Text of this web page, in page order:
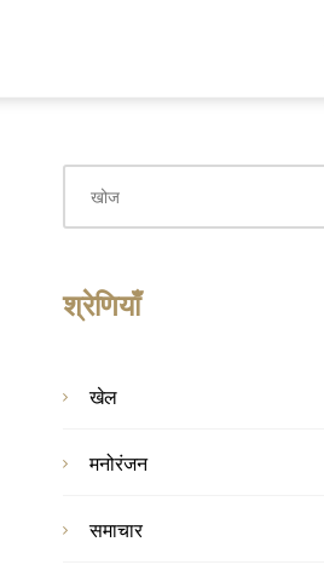
श्रेणियाँ
खेल
मनोरंजन
समाचार